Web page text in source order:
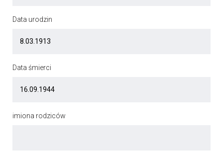
Data urodzin
Data śmierci
imiona rodziców